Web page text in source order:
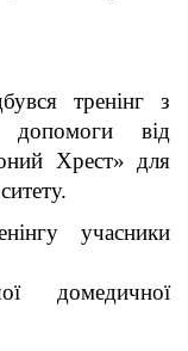
тренінг з
допомоги від
Хрест» для
учасники
домедичної